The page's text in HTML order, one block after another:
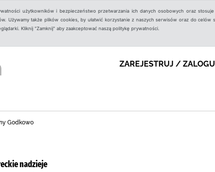
użytkowników i bezpieczeństwo przetwarzania ich danych osobowych oraz
Używamy także plików cookies, by ułatwić korzystanie z naszych serwisów oraz do celów
Kliknij "Zamknij" aby zaakceptować naszą politykę prywatności.
ZAREJESTRUJ /
Godkowo
nadzieje